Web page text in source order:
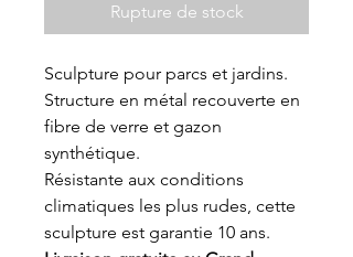
Rupture de stock
Sculpture pour parcs et jardins.
Structure en métal recouverte en
fibre de verre et gazon
synthétique.
Résistante aux conditions
climatiques les plus rudes, cette
sculpture est garantie 10 ans.